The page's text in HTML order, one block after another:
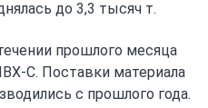
до 3,3 тысяч т.
прошлого месяца
С. Поставки материала
с прошлого года.